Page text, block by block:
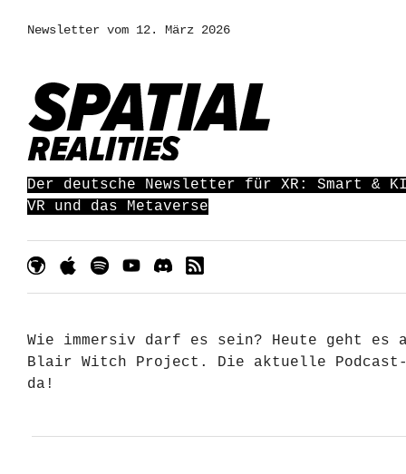
Newsletter vom 12. März 2026
Der deutsche Newsletter für XR: Smart &
VR und das Metaverse
Wie immersiv darf es sein? Heute geht es
Blair Witch Project. Die aktuelle Podcast-
da!